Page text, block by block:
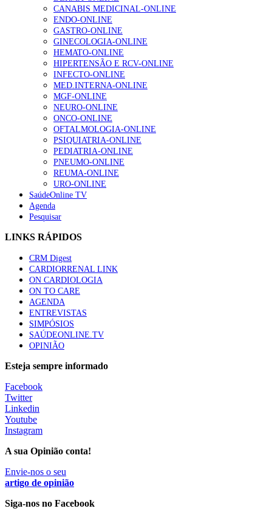
Alguns milhares de utentes podem ficar sem médico de
família com nova regras do registo, alerta associação
175 visualizações
Quase quatro em cada dez doentes com enfarte
apresentavam níveis elevados de Lp(a), revela estudo
86 visualizações
“Os programas de rastreio do cancro do pulmão são
custo-efetivos e representam um investimento
sustentável para os sistemas de saúde”
66 visualizações
Trodelvy aprovado para primeira linha no cancro da
elegíveis para inibidores PD-(L)1
Especialistas defendem mais potássio na alimentação
para ajudar a controlar a hipertensão
57 visualizações
MAIS NOTÍCIAS
Sindicato diz que nova carreira de médicos dentistas reforça
estabilidade no SNS
6 Ago, 2026
Mais de 400 utentes beneficiaram de comparticipação reforçada
para tratamentos de infertilidade na Madeira
6 Ago, 2026|0 Comments
CANABIS MEDICINAL-ONLINE
ENDO-ONLINE
GASTRO-ONLINE
GINECOLOGIA-ONLINE
HEMATO-ONLINE
HIPERTENSÃO E RCV-ONLINE
INFECTO-ONLINE
MED.INTERNA-ONLINE
MGF-ONLINE
NEURO-ONLINE
ONCO-ONLINE
OFTALMOLOGIA-ONLINE
PSIQUIATRIA-ONLINE
PEDIATRIA-ONLINE
PNEUMO-ONLINE
REUMA-ONLINE
URO-ONLINE
SaúdeOnline TV
Agenda
Pesquisar
LINKS RÁPIDOS
CRM Digest
CARDIORRENAL LINK
ON CARDIOLOGIA
ON TO CARE
AGENDA
ENTREVISTAS
SIMPÓSIOS
SAÚDEONLINE.TV
OPINIÃO
Esteja sempre informado
Facebook
Twitter
Linkedin
Youtube
Instagram
A sua Opinião conta!
Envie-nos o seu
artigo de opinião
Siga-nos no Facebook